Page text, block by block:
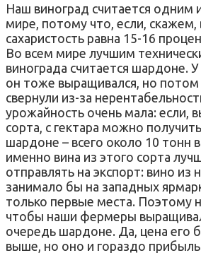
Наш виноград считается одним
мире, потому что, если, скажем,
сахаристость равна 15-16
Во всем мире лучшим
винограда считается шардоне.
он тоже выращивался, но потом
свернули из-за
урожайность очень мала: если,
сорта, с гектара можно
шардоне – всего около 10 тонн
именно вина из этого сорта
отправлять на экспорт: вино из
занимало бы на западных
только первые места. Поэтому
чтобы наши фермеры
очередь шардоне. Да, цена его
выше, но оно и гораздо